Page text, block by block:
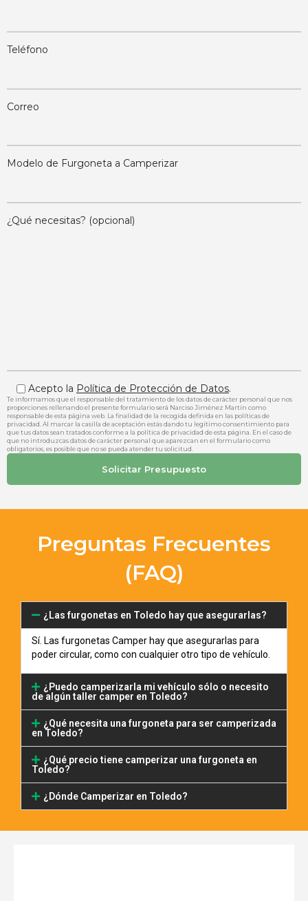
Teléfono
Correo
Modelo de Furgoneta a Camperizar
¿Qué necesitas? (opcional)
Acepto la Política de Protección de Datos.
Te informamos que el responsable del tratamiento de los datos de carácter personal que nos
proporciones rellenando el presente formulario será Narciso Jiménez Martín como
responsable de esta página web. La finalidad de la recogida definida en las políticas de
privacidad. Al marcar la casilla de aceptación estás dando tu legítimo consentimiento para
que tus datos sean tratados conforme a la política de privacidad de esta página. En el caso de
que no introduzcas datos de carácter personal que aparezcan en el formulario como
obligatorios, es posible que no se pueda atender tu solicitud.
Preguntas Frecuentes
(FAQ)
¿Las furgonetas en Toledo hay que asegurarlas?
Sí. Las furgonetas Camper hay que asegurarlas para
poder circular, como con cualquier otro tipo de vehículo.
¿Puedo camperizarla mi vehículo sólo o necesito
de algún taller camper en Toledo?
¿Qué necesita una furgoneta para ser camperizada
en Toledo?
¿Qué precio tiene camperizar una furgoneta en
Toledo?
¿Dónde Camperizar en Toledo?